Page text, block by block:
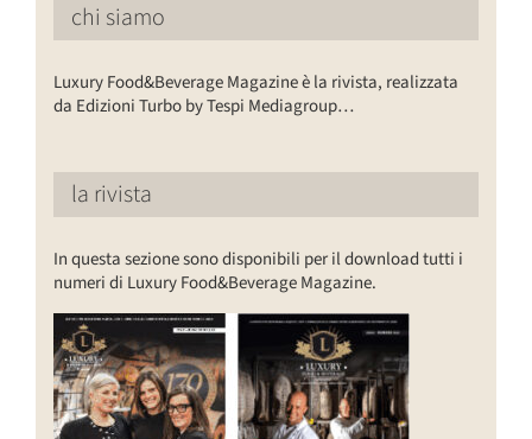
chi siamo
Luxury Food&Beverage Magazine è la rivista, realizzata
da Edizioni Turbo by Tespi Mediagroup…
la rivista
In questa sezione sono disponibili per il download tutti i
numeri di Luxury Food&Beverage Magazine.